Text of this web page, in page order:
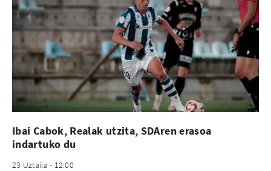
Ibai Cabok, Realak utzita, SDAren erasoa
indartuko du
23 Uztaila - 12:00